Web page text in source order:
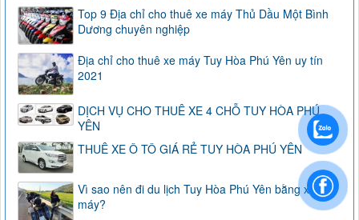
Top 9 Địa chỉ cho thuê xe máy Thủ Dầu Một Bình
Dương chuyên nghiệp
Địa chỉ cho thuê xe máy Tuy Hòa Phú Yên uy tín
2021
DỊCH VỤ CHO THUÊ XE 4 CHỖ TUY HÒA PHÚ
YÊN
THUÊ XE Ô TÔ GIÁ RẺ TUY HÒA PHÚ YÊN
Vì sao nên đi du lịch Tuy Hòa Phú Yên bằng xe
máy?